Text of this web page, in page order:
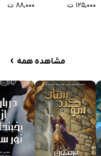
۱۲۵,۰۰۰ ت
۸۸,۰۰۰ ت
مشاهده همه ›